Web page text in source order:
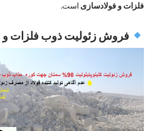
فلزات و فولادسازی است.
فروش زئولیت ذوب فلزات و